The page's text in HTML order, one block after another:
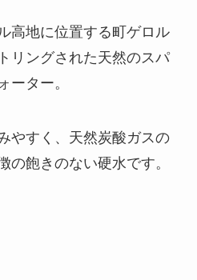
高地に位置する町ゲロル
リングされた天然のスパ
ーター。
やすく、天然炭酸ガスの
の飽きのない硬水です。